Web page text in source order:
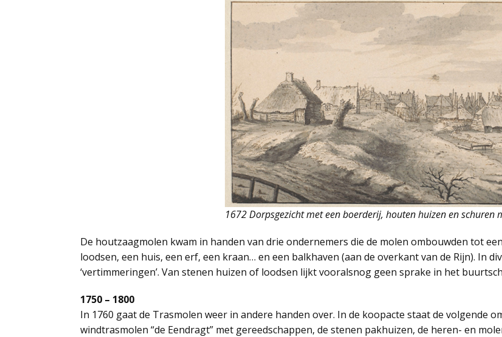
1672 Dorpsgezicht met een boerderij, houten huizen en schuren
De houtzaagmolen kwam in handen van drie ondernemers die de molen ombouwden tot
loodsen, een huis, een erf, een kraan… en een balkhaven (aan de overkant van de Rijn). In
‘vertimmeringen’. Van stenen huizen of loodsen lijkt vooralsnog geen sprake in het
1750 – 1800
In 1760 gaat de Trasmolen weer in andere handen over. In de koopacte staat de volgende
windtrasmolen “de Eendragt” met gereedschappen, de stenen pakhuizen, de heren- en